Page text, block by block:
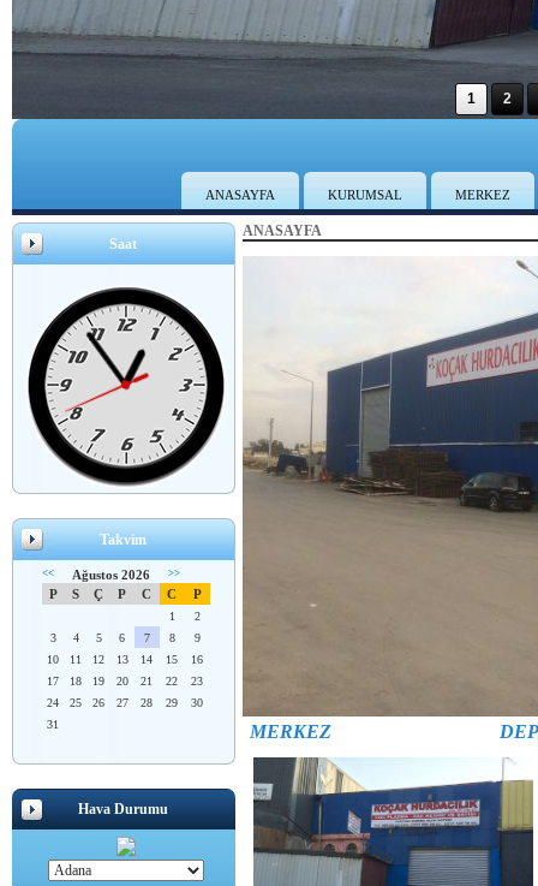
1 2
ANASAYFA KURUMSAL MERKEZ
Saat
Takvim
<< Ağustos 2026 >>
P S Ç P C C P
1
2
3
4 5 6 7 8
9
10
11 12 13 14 15
16
17
18 19 20 21 22
23
24
25 26 27 28 29
30
31
Hava Durumu
ANASAYFA
MERKEZ